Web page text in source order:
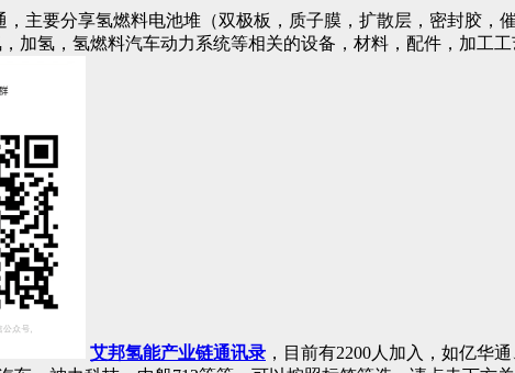
，主要分享氢燃料电池堆（双极板，质子膜，扩散层，密封胶，
加氢，氢燃料汽车动力系统等相关的设备，材料，配件，加工
艾邦氢能产业链通讯录 ，目前有2200人加入，如亿华